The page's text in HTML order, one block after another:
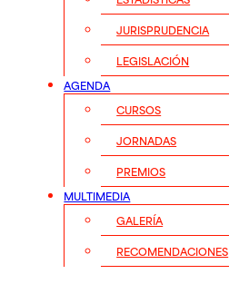
JURISPRUDENCIA
LEGISLACIÓN
AGENDA
CURSOS
JORNADAS
PREMIOS
MULTIMEDIA
GALERÍA
RECOMENDACIONES